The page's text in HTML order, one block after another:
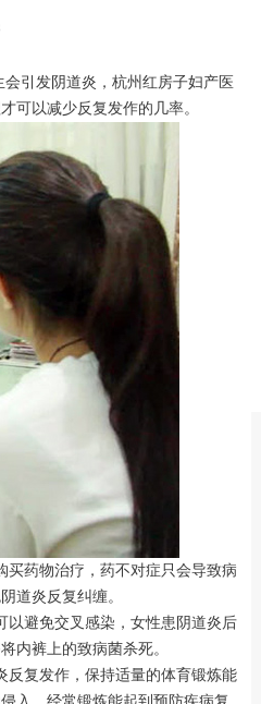
引发阴道炎，杭州红房子妇产医
可以减少反复发作的几率。
药物治疗，药不对症只会导致病
道炎反复纠缠。
避免交叉感染，女性患阴道炎后
内裤上的致病菌杀死。
复发作，保持适量的体育锻炼能